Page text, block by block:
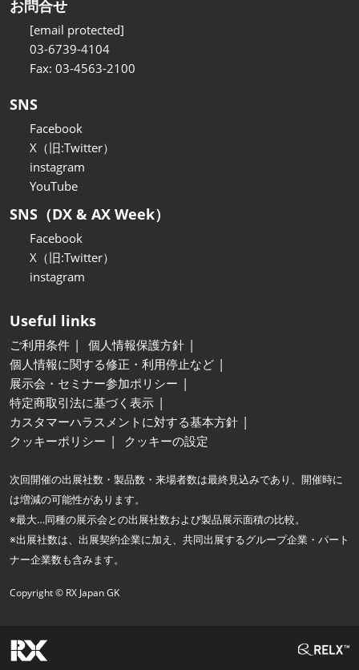
お問合せ
[email protected]
03-6739-4104
Fax: 03-4563-2100
SNS
Facebook
X（旧:Twitter）
instagram
YouTube
SNS（DX & AX Week）
Facebook
X（旧:Twitter）
instagram
Useful links
ご利用条件
個人情報保護方針
個人情報に関する修正・利用停止など
展示会・セミナー参加ポリシー
特定商取引法に基づく表示
カスタマーハラスメントに対する基本方針
クッキーポリシー
クッキーの設定
次回開催の出展社数・製品数・来場者数は最終見込みであり、開催時に
は増減の可能性があります。
※最大…同種の展示会との出展社数および製品展示面積の比較。
※出展社数は、出展契約企業に加え、共同出展するグループ企業・パート
ナー企業数も含みます。
Copyright © RX Japan GK